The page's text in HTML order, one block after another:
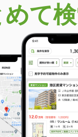
て検